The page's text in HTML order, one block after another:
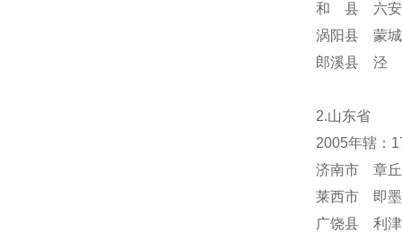
和 县 六
涡阳县 蒙
郎溪县 泾
2.山东省
2005年辖：
济南市 章
莱西市 即
广饶县 利